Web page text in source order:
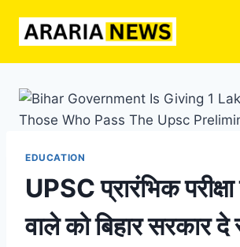
EDUCATION
UPSC प्रारंभिक
वाले को बिहार सरकार दे